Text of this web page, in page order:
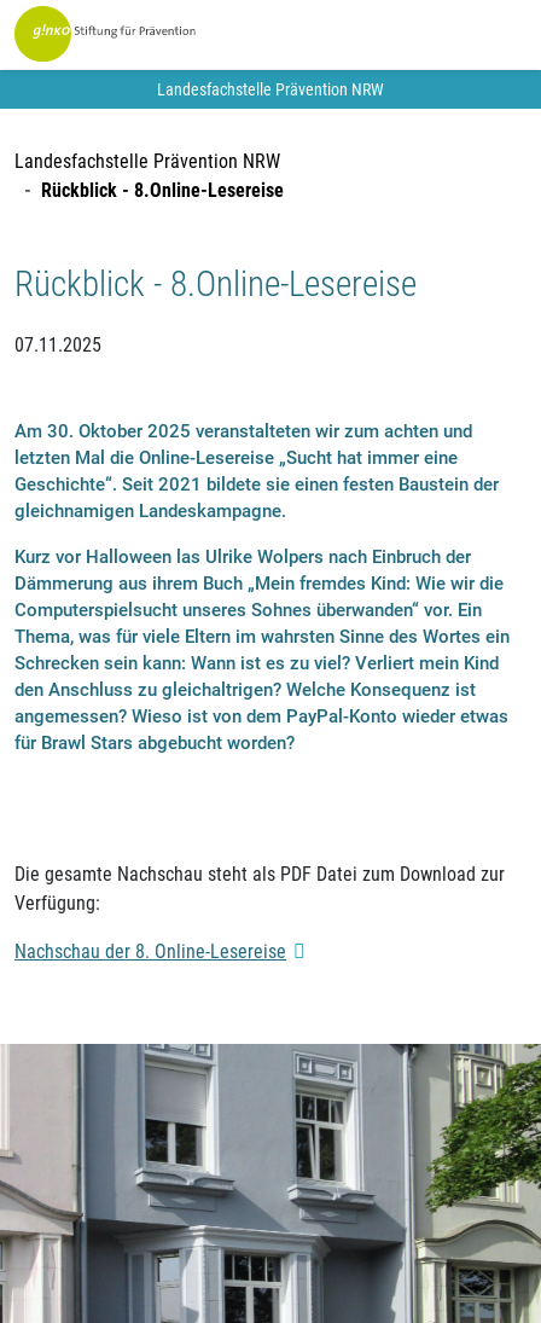
Landesfachstelle Prävention NRW
Landesfachstelle Prävention NRW
Rückblick - 8.Online-Lesereise
Rückblick - 8.Online-Lesereise
07.11.2025
Am 30. Oktober 2025 veranstalteten wir zum achten und
letzten Mal die Online-Lesereise „Sucht hat immer eine
Geschichte“. Seit 2021 bildete sie einen festen Baustein der
gleichnamigen Landeskampagne.
Kurz vor Halloween las Ulrike Wolpers nach Einbruch der
Dämmerung aus ihrem Buch „Mein fremdes Kind: Wie wir die
Computerspielsucht unseres Sohnes überwanden“ vor. Ein
Thema, was für viele Eltern im wahrsten Sinne des Wortes ein
Schrecken sein kann: Wann ist es zu viel? Verliert mein Kind
den Anschluss zu gleichaltrigen? Welche Konsequenz ist
angemessen? Wieso ist von dem PayPal-Konto wieder etwas
für Brawl Stars abgebucht worden?
Die gesamte Nachschau steht als PDF Datei zum Download zur
Verfügung:
Nachschau der 8. Online-Lesereise